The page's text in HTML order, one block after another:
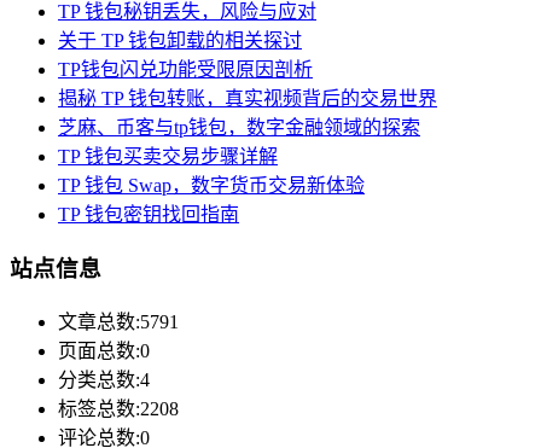
TP 钱包秘钥丢失，风险与应对
关于 TP 钱包卸载的相关探讨
TP钱包闪兑功能受限原因剖析
揭秘 TP 钱包转账，真实视频背后的交易世界
芝麻、币客与tp钱包，数字金融领域的探索
TP 钱包买卖交易步骤详解
TP 钱包 Swap，数字货币交易新体验
TP 钱包密钥找回指南
站点信息
文章总数:5791
页面总数:0
分类总数:4
标签总数:2208
评论总数:0